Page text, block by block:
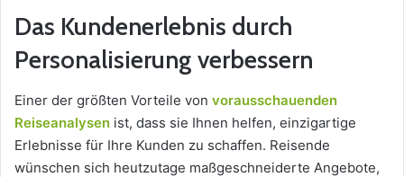
Das Kundenerlebnis durch
Personalisierung verbessern
Einer der größten Vorteile von vorausschauenden
Reiseanalysen ist, dass sie Ihnen helfen, einzigartige
Erlebnisse für Ihre Kunden zu schaffen. Reisende
wünschen sich heutzutage maßgeschneiderte Angebote,